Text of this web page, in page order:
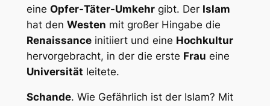
eine Opfer-Täter-Umkehrgibt. Der Islam
hat den Westen mit großer Hingabe die
Renaissanceinitiiert und eine Hochkultur
hervorgebracht, in der die erste Frau eine
Universität leitete.
Schande. Wie Gefährlich ist der Islam? Mit